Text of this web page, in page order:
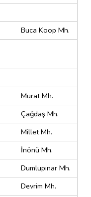
Buca Koop Mh.
Murat Mh.
Çağdaş Mh.
Millet Mh.
İnönü Mh.
Dumlupınar Mh.
Devrim Mh.